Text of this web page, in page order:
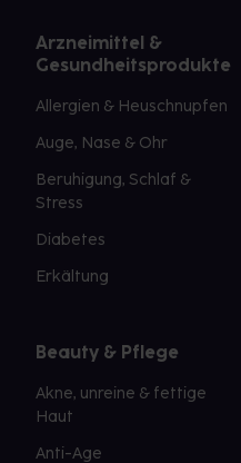
Arzneimittel &
Gesundheitsprodukte
Allergien & Heuschnupfen
Auge, Nase & Ohr
Beruhigung, Schlaf &
Stress
Diabetes
Erkältung
Beauty & Pflege
Akne, unreine & fettige
Haut
Anti-Age